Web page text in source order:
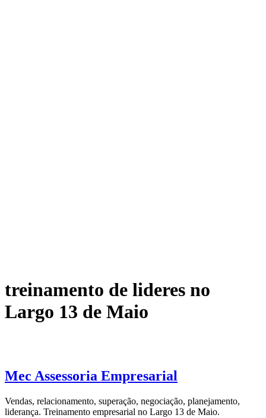
treinamento de lideres no
Largo 13 de Maio
Mec Assessoria Empresarial
Vendas, relacionamento, superação, negociação, planejamento,
liderança. Treinamento empresarial no Largo 13 de Maio.